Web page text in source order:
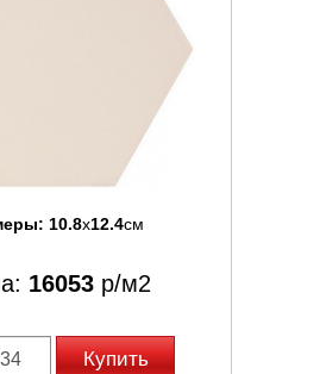
10.8x12.4см
16053р/м2
Купить